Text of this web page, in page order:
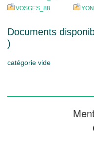
VOSGES_88
Documents
)
catégorie vide